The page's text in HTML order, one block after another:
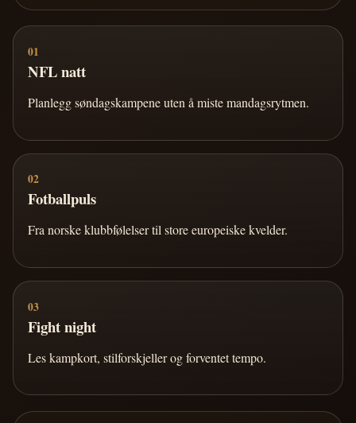
01
NFL natt
Planlegg søndagskampene uten å miste mandagsrytmen.
02
Fotballpuls
Fra norske klubbfølelser til store europeiske kvelder.
03
Fight night
Les kampkort, stilforskjeller og forventet tempo.